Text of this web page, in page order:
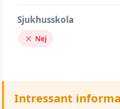
Sjukhusskola
Nej
Intressant